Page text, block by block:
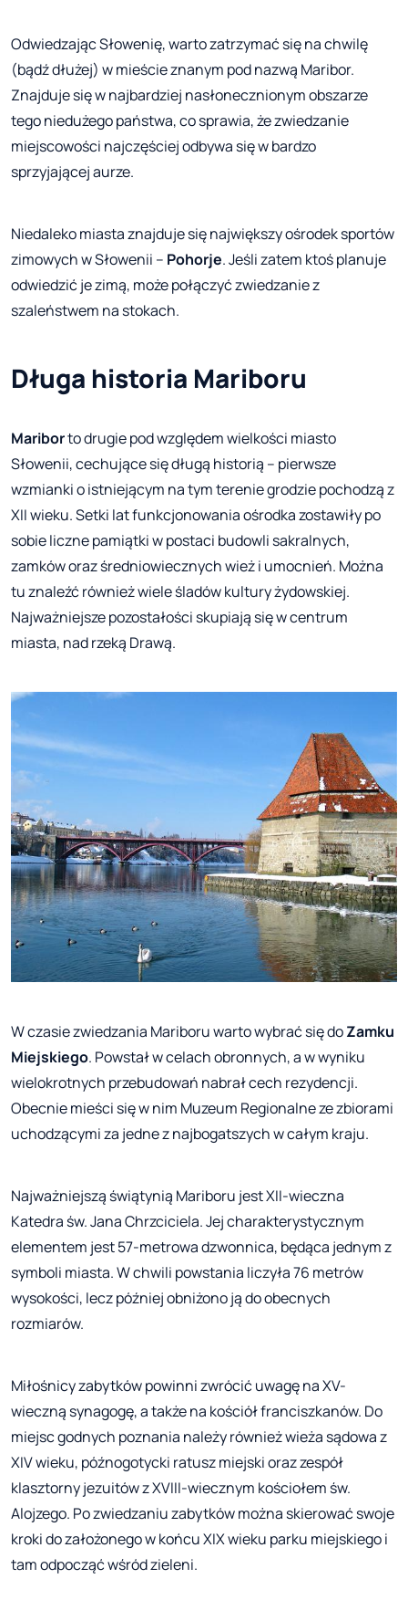
Odwiedzając Słowenię, warto zatrzymać się na chwilę
(bądź dłużej) w mieście znanym pod nazwą Maribor.
Znajduje się w najbardziej nasłonecznionym obszarze
tego niedużego państwa, co sprawia, że zwiedzanie
miejscowości najczęściej odbywa się w bardzo
sprzyjającej aurze.
Niedaleko miasta znajduje się największy ośrodek sportów
zimowych w Słowenii – Pohorje. Jeśli zatem ktoś planuje
odwiedzić je zimą, może połączyć zwiedzanie z
szaleństwem na stokach.
Długa historia Mariboru
Mariborto drugie pod względem wielkości miasto
Słowenii, cechujące się długą historią – pierwsze
wzmianki o istniejącym na tym terenie grodzie pochodzą z
XII wieku. Setki lat funkcjonowania ośrodka zostawiły po
sobie liczne pamiątki w postaci budowli sakralnych,
zamków oraz średniowiecznych wież i umocnień. Można
tu znaleźć również wiele śladów kultury żydowskiej.
Najważniejsze pozostałości skupiają się w centrum
miasta, nad rzeką Drawą.
W czasie zwiedzania Mariboru warto wybrać się doZamku
Miejskiego. Powstał w celach obronnych, a w wyniku
wielokrotnych przebudowań nabrał cech rezydencji.
Obecnie mieści się w nim Muzeum Regionalne ze zbiorami
uchodzącymi za jedne z najbogatszych w całym kraju.
Najważniejszą świątynią Mariboru jest XII-wieczna
Katedra św. Jana Chrzciciela. Jej charakterystycznym
elementem jest 57-metrowa dzwonnica, będąca jednym z
symboli miasta. W chwili powstania liczyła 76 metrów
wysokości, lecz później obniżono ją do obecnych
rozmiarów.
Miłośnicy zabytków powinni zwrócić uwagę na XV-
wieczną synagogę, a także na kościół franciszkanów. Do
miejsc godnych poznania należy również wieża sądowa z
XIV wieku, późnogotycki ratusz miejski oraz zespół
klasztorny jezuitów z XVIII-wiecznym kościołem św.
Alojzego. Po zwiedzaniu zabytków można skierować swoje
kroki do założonego w końcu XIX wieku parku miejskiego i
tam odpocząć wśród zieleni.